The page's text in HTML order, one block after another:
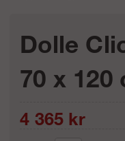
Dolle
70 x 120
4 365 kr